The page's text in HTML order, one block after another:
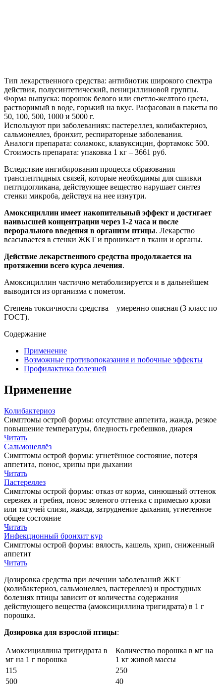
Тип лекарственного средства: антибиотик широкого спектра
действия, полусинтетический, пенициллиновой группы.
Форма выпуска: порошок белого или светло-желтого цвета,
растворимый в воде, горький на вкус. Расфасован в пакеты по
50, 100, 500, 1000 и 5000 г.
Используют при заболеваниях: пастереллез, колибактериоз,
сальмонеллез, бронхит, респираторные заболевания.
Аналоги препарата: соламокс, клавуксицин, фортамокс 500.
Стоимость препарата: упаковка 1 кг – 3661 руб.
Вследствие ингибирования процесса образования
транспептидных связей, которые необходимы для сшивки
пептидогликана, действующее вещество нарушает синтез
стенки микроба, действуя на нее изнутри.
Амоксициллин имеет накопительный эффект и достигает
наивысшей концентрации через 1-2 часа и после
перорального введения в организм птицы. Лекарство
всасывается в стенки ЖКТ и проникает в ткани и органы.
Действие лекарственного средства продолжается на
протяжении всего курса лечения.
Амоксициллин частично метаболизируется и в дальнейшем
выводится из организма с пометом.
Степень токсичности средства – умеренно опасная (3 класс по
ГОСТ).
Содержание
Применение
Возможные противопоказания и побочные эффекты
Профилактика болезней
Применение
Колибактериоз
Симптомы острой формы: отсутствие аппетита, жажда, резкое
повышение температуры, бледность гребешков, диарея
Читать
Сальмонеллёз
Симптомы острой формы: угнетённое состояние, потеря
аппетита, понос, хрипы при дыхании
Читать
Пастереллез
Симптомы острой формы: отказ от корма, синюшный оттенок
сережек и гребня, понос зеленого оттенка с примесью крови
или тягучей слизи, жажда, затруднение дыхания, угнетенное
общее состояние
Читать
Инфекционный бронхит кур
Симптомы острой формы: вялость, кашель, хрип, сниженный
аппетит
Читать
Дозировка средства при лечении заболеваний ЖКТ
(колибактериоз, сальмонеллез, пастереллез) и простудных
болезнях птицы зависит от количества содержания
действующего вещества (амоксициллина тригидрата) в 1 г
порошка.
Дозировка для взрослой птицы:
Амоксициллина тригидрата в
мг на 1 г порошка
Количество порошка в мг на
1 кг живой массы
115
250
500
40